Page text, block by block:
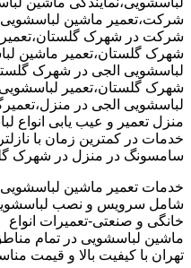
شرکت،تعمیر ماشین لباسشویی
شرکت در شهرک گلستان،تعمیر
شهرک گلستان،تعمیر ماشین
لباسشویی الجی در شهرک
شهرک گلستان،تعمیر
لباسشویی الجی در
منزل تعمیر و عیب یابی انواع
خدمات در کمترین زمان با
سامسونگ در منزل در شهرک
خدمات تعمیر ماشین لباسشویی
شامل سرویس و نصب
خانگی و صنعتی-تعمیرات انواع
ماشین لباسشویی در تمام
تهران با کیفیت بالا و قیمت